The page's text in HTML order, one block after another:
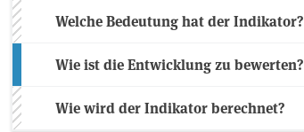
Welche Bedeutung hat der Indikator?
Wie ist die Entwicklung zu bewerten?
Wie wird der Indikator berechnet?